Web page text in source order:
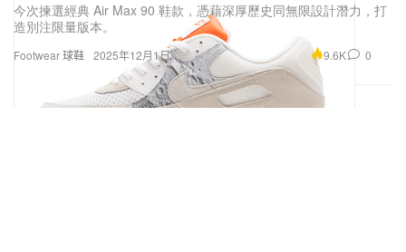
Footwear 球鞋
今次揀選經典 Air Max 90 鞋款，憑藉深厚歷史同無限設計潛力，打
造別注限量版本。
2025年12月1日 9.6K 0